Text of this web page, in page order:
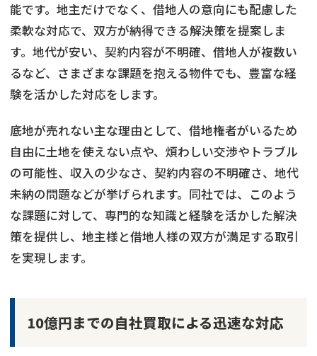
能です。地主だけでなく、借地人の意向にも配慮した
柔軟な対応で、双方が納得できる解決策を提案しま
す。地代が安い、契約内容が不明確、借地人が複数い
るなど、さまざまな課題を抱える物件でも、豊富な経
験を活かした対応をします。
底地が売れない主な理由として、借地権者がいるため
自由に土地を使えない点や、煩わしい交渉やトラブル
の可能性、収入の少なさ、契約内容の不明確さ、地代
未納の問題などが挙げられます。同社では、このよう
な課題に対して、専門的な知識と経験を活かした解決
策を提供し、地主様と借地人様の双方が満足する取引
を実現します。
10億円までの自社買取による迅速な対応